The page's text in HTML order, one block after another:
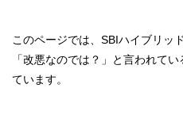
このページでは、SBIハイブリッ
「改悪なのでは？」と言われて
ています。